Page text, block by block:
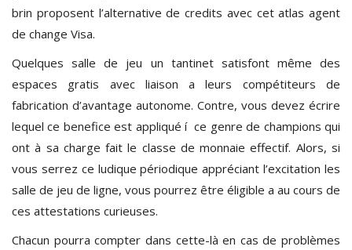
brin proposent l’alternative de credits avec cet atlas agent
de change Visa.
Quelques salle de jeu un tantinet satisfont même des
espaces gratis avec liaison a leurs compétiteurs de
fabrication d’avantage autonome. Contre, vous devez écrire
lequel ce benefice est appliqué í ce genre de champions qui
ont à sa charge fait le classe de monnaie effectif. Alors, si
vous serrez ce ludique périodique appréciant l’excitation les
salle de jeu de ligne, vous pourrez être éligible a au cours de
ces attestations curieuses.
Chacun pourra compter dans cette-là en cas de problèmes